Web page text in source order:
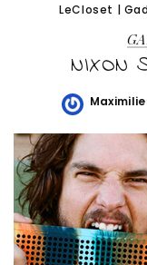
LeCloset |
NIXON
Posted